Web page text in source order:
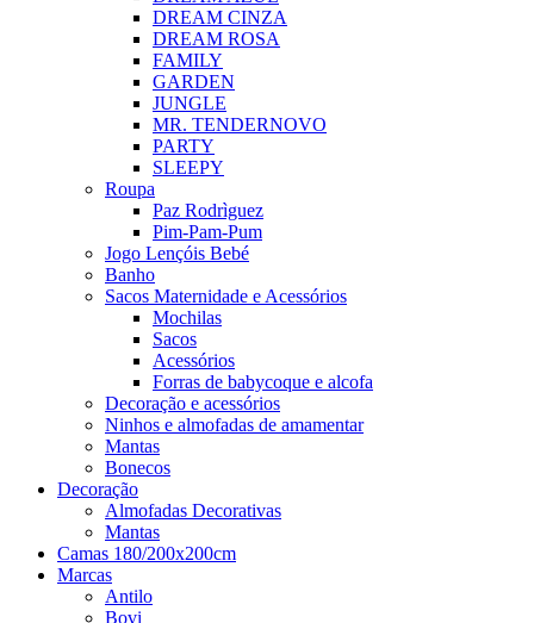
DREAM CINZA
DREAM ROSA
FAMILY
GARDEN
JUNGLE
MR. TENDERNOVO
PARTY
SLEEPY
Roupa
Paz Rodrìguez
Pim-Pam-Pum
Jogo Lençóis Bebé
Banho
Sacos Maternidade e Acessórios
Mochilas
Sacos
Acessórios
Forras de babycoque e alcofa
Decoração e acessórios
Ninhos e almofadas de amamentar
Mantas
Bonecos
Decoração
Almofadas Decorativas
Mantas
Camas 180/200x200cm
Marcas
Antilo
Bovi